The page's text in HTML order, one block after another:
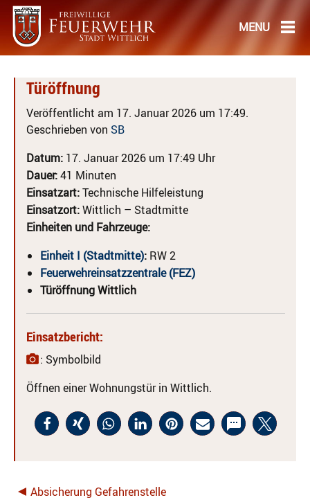
Türöffnung
Veröffentlicht am 17. Januar 2026 um 17:49.
Geschrieben von SB
Datum: 17. Januar 2026 um 17:49 Uhr
Dauer:41 Minuten
Einsatzart:Technische Hilfeleistung
Einsatzort:Wittlich – Stadtmitte
Einheiten und Fahrzeuge:
Einheit I (Stadtmitte): RW 2
Feuerwehreinsatzzentrale (FEZ)
Türöffnung Wittlich
Einsatzbericht:
: Symbolbild
Öffnen einer Wohnungstür in Wittlich.
Absicherung Gefahrenstelle